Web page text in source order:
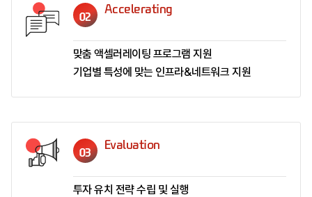
02 Accelerating
맞춤 액셀러레이팅 프로그램 지원
기업별 특성에 맞는 인프라&네트워크 지원
03 Evaluation
투자 유치 전략 수립 및 실행